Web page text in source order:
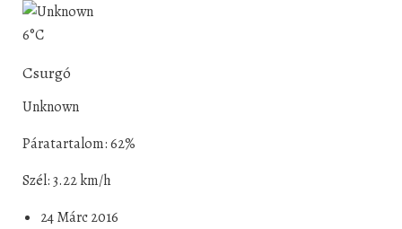
6°C
Csurgó
Unknown
Páratartalom: 62%
Szél: 3.22 km/h
24 Márc 2016